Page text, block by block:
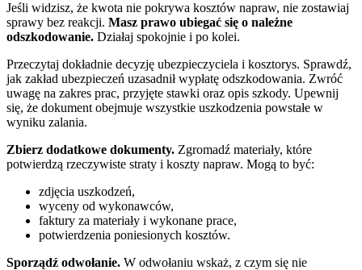
Jeśli widzisz, że kwota nie pokrywa kosztów napraw, nie zostawiaj
sprawy bez reakcji. Masz prawo ubiegać się o należne
odszkodowanie. Działaj spokojnie i po kolei.
Przeczytaj dokładnie decyzję ubezpieczyciela i kosztorys. Sprawdź,
jak zakład ubezpieczeń uzasadnił wypłatę odszkodowania. Zwróć
uwagę na zakres prac, przyjęte stawki oraz opis szkody. Upewnij
się, że dokument obejmuje wszystkie uszkodzenia powstałe w
wyniku zalania.
Zbierz dodatkowe dokumenty. Zgromadź materiały, które
potwierdzą rzeczywiste straty i koszty napraw. Mogą to być:
zdjęcia uszkodzeń,
wyceny od wykonawców,
faktury za materiały i wykonane prace,
potwierdzenia poniesionych kosztów.
Sporządź odwołanie. W odwołaniu wskaż, z czym się nie